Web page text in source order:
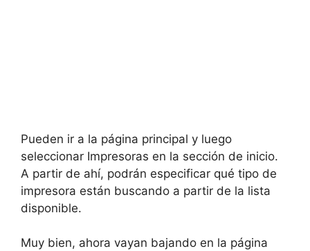
Pueden ir a la página principal y luego
seleccionar Impresoras en la sección de inicio.
A partir de ahí, podrán especificar qué tipo de
impresora están buscando a partir de la lista
disponible.
Muy bien, ahora vayan bajando en la página